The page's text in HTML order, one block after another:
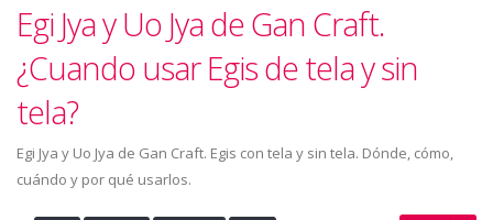
Egi Jya y Uo Jya de Gan Craft.
¿Cuando usar Egis de tela y sin
tela?
Egi Jya y Uo Jya de Gan Craft. Egis con tela y sin tela. Dónde, cómo,
cuándo y por qué usarlos.